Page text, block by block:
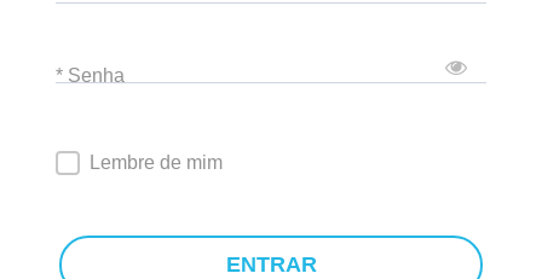
* Senha
Lembre de mim
ENTRAR